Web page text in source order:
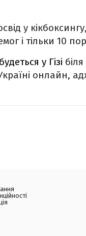
у
і тільки 10
у Гізі
онлайн,